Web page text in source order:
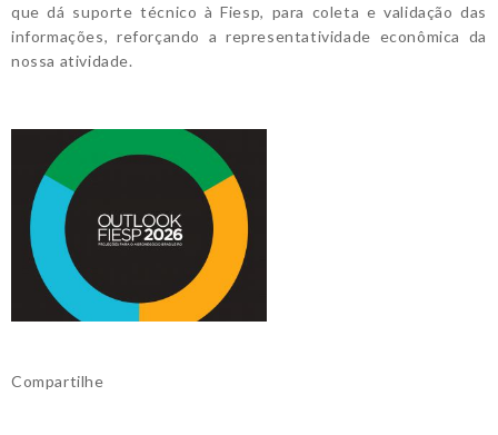
que dá suporte técnico à Fiesp, para coleta e validação das
informações, reforçando a representatividade econômica da
nossa atividade.
Compartilhe